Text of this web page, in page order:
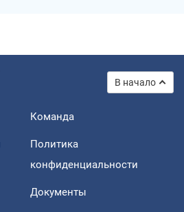
В начало
Команда
Политика
конфиденциальности
Документы